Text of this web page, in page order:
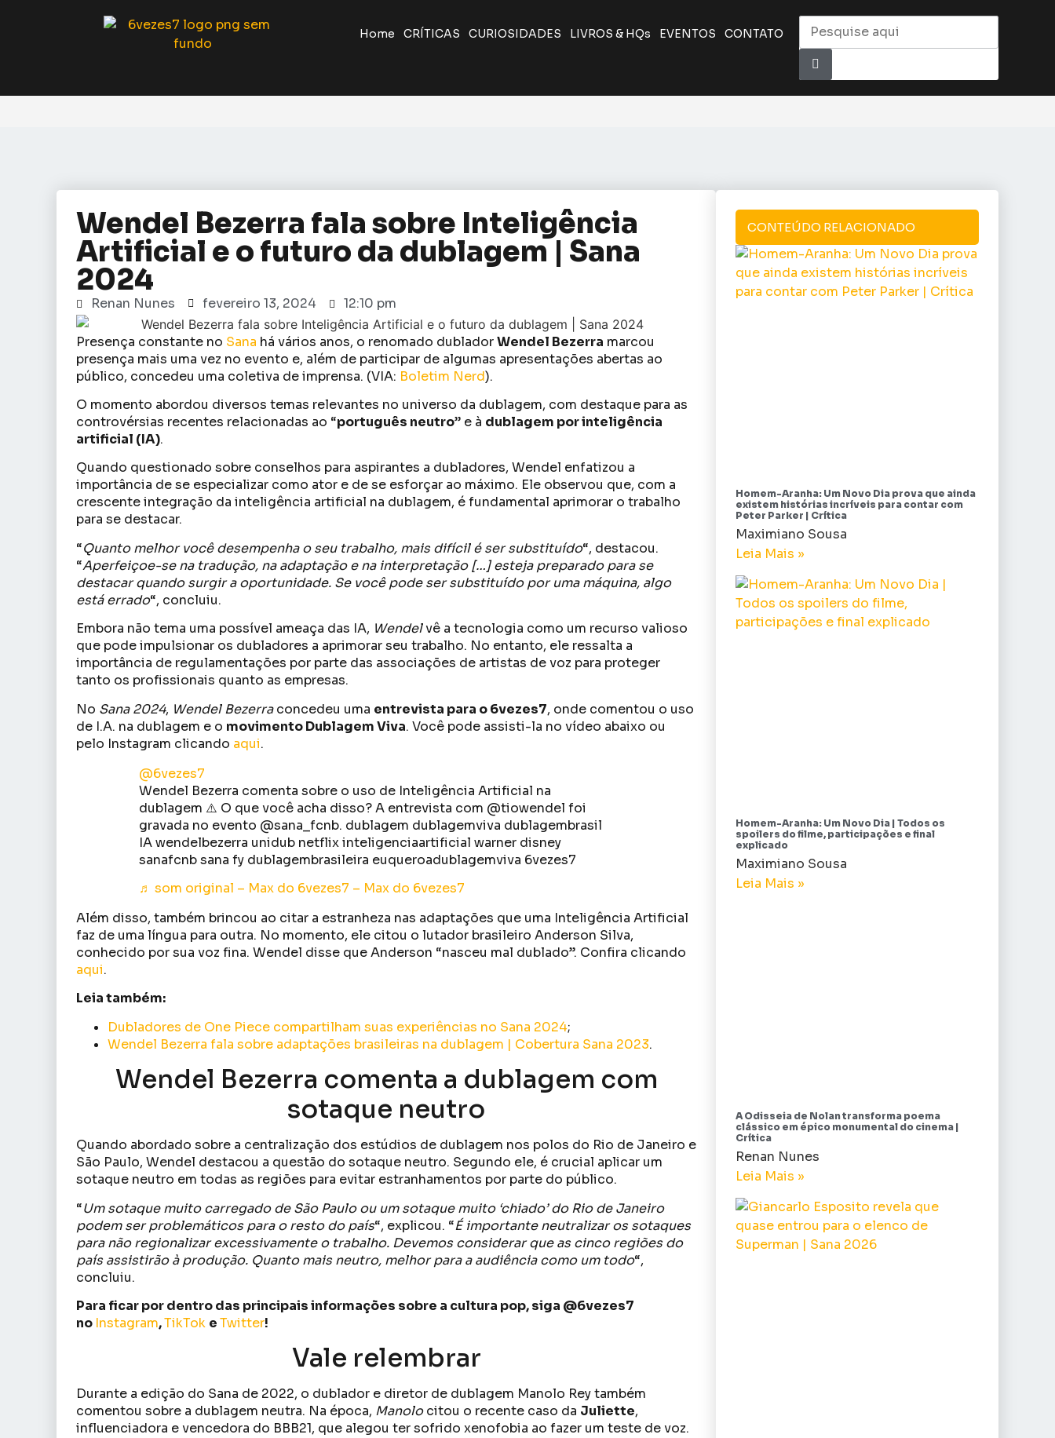
Home CRÍTICAS CURIOSIDADES LIVROS & HQs EVENTOS CONTATO
Wendel Bezerra fala sobre Inteligência
Artificial e o futuro da dublagem | Sana
2024
Renan Nunes fevereiro 13, 2024 12:10 pm
Presença constante no Sana há vários anos, o renomado dubladorWendel Bezerra marcou
presença mais uma vez no evento e, além de participar de algumas apresentações abertas ao
público, concedeu uma coletiva de imprensa. (VIA: Boletim Nerd).
O momento abordou diversos temas relevantes no universo da dublagem, com destaque para as
controvérsias recentes relacionadas ao “português neutro” e à dublagem por inteligência
artificial (IA).
Quando questionado sobre conselhos para aspirantes a dubladores, Wendel enfatizou a
importância de se especializar como ator e de se esforçar ao máximo. Ele observou que, com a
crescente integração da inteligência artificial na dublagem, é fundamental aprimorar o trabalho
para se destacar.
“Quanto melhor você desempenha o seu trabalho, mais difícil é ser substituído“, destacou.
“Aperfeiçoe-se na tradução, na adaptação e na interpretação […] esteja preparado para se
destacar quando surgir a oportunidade. Se você pode ser substituído por uma máquina, algo
está errado“, concluiu.
Embora não tema uma possível ameaça das IA, Wendelvê a tecnologia como um recurso valioso
que pode impulsionar os dubladores a aprimorar seu trabalho. No entanto, ele ressalta a
importância de regulamentações por parte das associações de artistas de voz para proteger
tanto os profissionais quanto as empresas.
No Sana 2024, Wendel Bezerraconcedeu uma entrevista para o 6vezes7, onde comentou o uso
de I.A. na dublagem e o movimento Dublagem Viva. Você pode assisti-la no vídeo abaixo ou
pelo Instagram clicando aqui.
@6vezes7
Wendel Bezerra comenta sobre o uso de Inteligência Artificial na
dublagem ⚠️ O que você acha disso? A entrevista com @tiowendel foi
gravada no evento @sana_fcnb. dublagem dublagemviva dublagembrasil
IA wendelbezerra unidub netflix inteligenciaartificial warner disney
sanafcnb sana fy dublagembrasileira euqueroadublagemviva 6vezes7
♬ som original – Max do 6vezes7 – Max do 6vezes7
Além disso, também brincou ao citar a estranheza nas adaptações que uma Inteligência Artificial
faz de uma língua para outra. No momento, ele citou o lutador brasileiro Anderson Silva,
conhecido por sua voz fina. Wendel disse que Anderson “nasceu mal dublado”. Confira clicando
aqui.
Leia também:
Dubladores de One Piece compartilham suas experiências no Sana 2024;
Wendel Bezerra fala sobre adaptações brasileiras na dublagem | Cobertura Sana 2023.
Wendel Bezerra comenta a dublagem com
sotaque neutro
Quando abordado sobre a centralização dos estúdios de dublagem nos polos do Rio de Janeiro e
São Paulo, Wendel destacou a questão do sotaque neutro. Segundo ele, é crucial aplicar um
sotaque neutro em todas as regiões para evitar estranhamentos por parte do público.
“Um sotaque muito carregado de São Paulo ou um sotaque muito ‘chiado’ do Rio de Janeiro
podem ser problemáticos para o resto do país“, explicou. “É importante neutralizar os sotaques
para não regionalizar excessivamente o trabalho. Devemos considerar que as cinco regiões do
país assistirão à produção. Quanto mais neutro, melhor para a audiência como um todo“,
concluiu.
Para ficar por dentro das principais informações sobre a cultura pop, siga @6vezes7
no Instagram,TikTok eTwitter!
Vale relembrar
Durante a edição do Sana de 2022, o dublador e diretor de dublagem Manolo Rey também
comentou sobre a dublagem neutra. Na época, Manolocitou o recente caso da Juliette,
influenciadora e vencedora do BBB21, que alegou ter sofrido xenofobia ao fazer um teste de voz.
CONTEÚDO RELACIONADO
Homem-Aranha: Um Novo Dia prova que ainda
existem histórias incríveis para contar com
Peter Parker | Crítica
Maximiano Sousa
Leia Mais »
Homem-Aranha: Um Novo Dia | Todos os
spoilers do filme, participações e final
explicado
Maximiano Sousa
Leia Mais »
A Odisseia de Nolan transforma poema
clássico em épico monumental do cinema |
Crítica
Renan Nunes
Leia Mais »